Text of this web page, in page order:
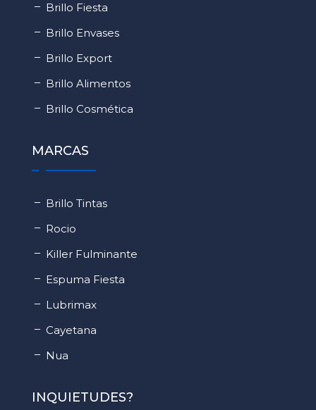
Brillo Fiesta
Brillo Envases
Brillo Export
Brillo Alimentos
Brillo Cosmética
MARCAS
Brillo Tintas
Rocio
Killer Fulminante
Espuma Fiesta
Lubrimax
Cayetana
Nua
INQUIETUDES?